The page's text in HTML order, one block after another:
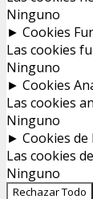
Ninguno
► Cookies
Las cookies
Ninguno
► Cookies
Las cookies
Ninguno
► Cookies de
Las cookies
Ninguno
Rechazar Todo